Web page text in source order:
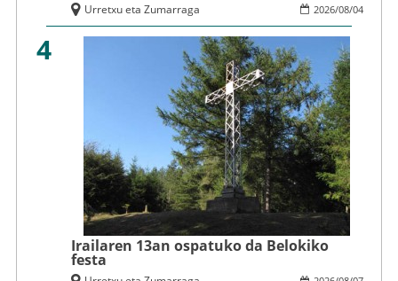
2026/08/04
Urretxu eta Zumarraga
4
Irailaren 13an ospatuko da Belokiko
festa